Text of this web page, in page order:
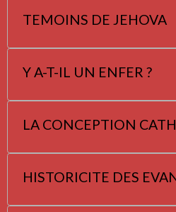
TEMOINS DE JEHOVA
Y A-T-IL UN ENFER ?
LA CONCEPTION
HISTORICITE DES